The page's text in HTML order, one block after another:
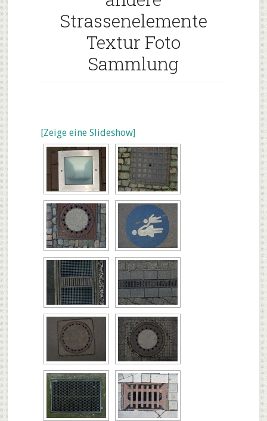
Strassenelemente
Textur Foto
Sammlung
[Zeige eine Slideshow]